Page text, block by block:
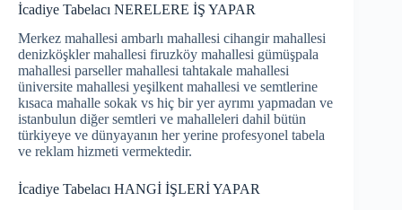
İcadiye Tabelacı NERELERE İŞ YAPAR
Merkez mahallesi ambarlı mahallesi cihangir mahallesi
denizköşkler mahallesi firuzköy mahallesi gümüşpala
mahallesi parseller mahallesi tahtakale mahallesi
üniversite mahallesi yeşilkent mahallesi ve semtlerine
kısaca mahalle sokak vs hiç bir yer ayrımı yapmadan ve
istanbulun diğer semtleri ve mahalleleri dahil bütün
türkiyeye ve dünyayanın her yerine profesyonel tabela
ve reklam hizmeti vermektedir.
İcadiye Tabelacı HANGİ İŞLERİ YAPAR